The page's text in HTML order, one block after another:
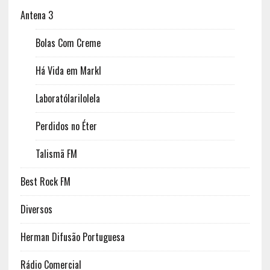
Antena 3
Bolas Com Creme
Há Vida em Markl
Laboratólarilolela
Perdidos no Éter
Talismã FM
Best Rock FM
Diversos
Herman Difusão Portuguesa
Rádio Comercial